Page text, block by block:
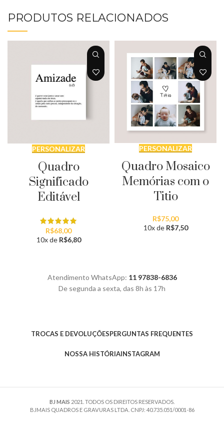
PRODUTOS RELACIONADOS
PERSONALIZAR
Quadro
Significado
Editável
R$68,00
10x de R$6,80
PERSONALIZAR
Quadro Mosaico
Memórias com o
Titio
R$75,00
10x de R$7,50
Atendimento WhatsApp: 11 97838-6836
De segunda a sexta, das 8h às 17h
TROCAS E DEVOLUÇÕESPERGUNTAS FREQUENTES
NOSSA HISTÓRIAINSTAGRAM
BJ MAIS 2021. TODOS OS DIREITOS RESERVADOS.
BJMAIS QUADROS E GRAVURAS LTDA. CNPJ: 40.735.051/0001-86